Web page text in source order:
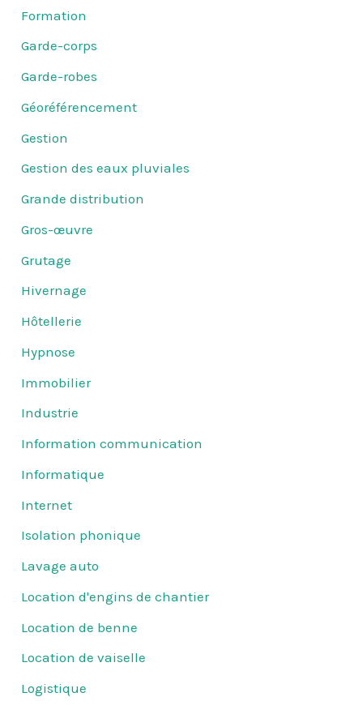
Formation
Garde-corps
Garde-robes
Géoréférencement
Gestion
Gestion des eaux pluviales
Grande distribution
Gros-œuvre
Grutage
Hivernage
Hôtellerie
Hypnose
Immobilier
Industrie
Information communication
Informatique
Internet
Isolation phonique
Lavage auto
Location d'engins de chantier
Location de benne
Location de vaiselle
Logistique